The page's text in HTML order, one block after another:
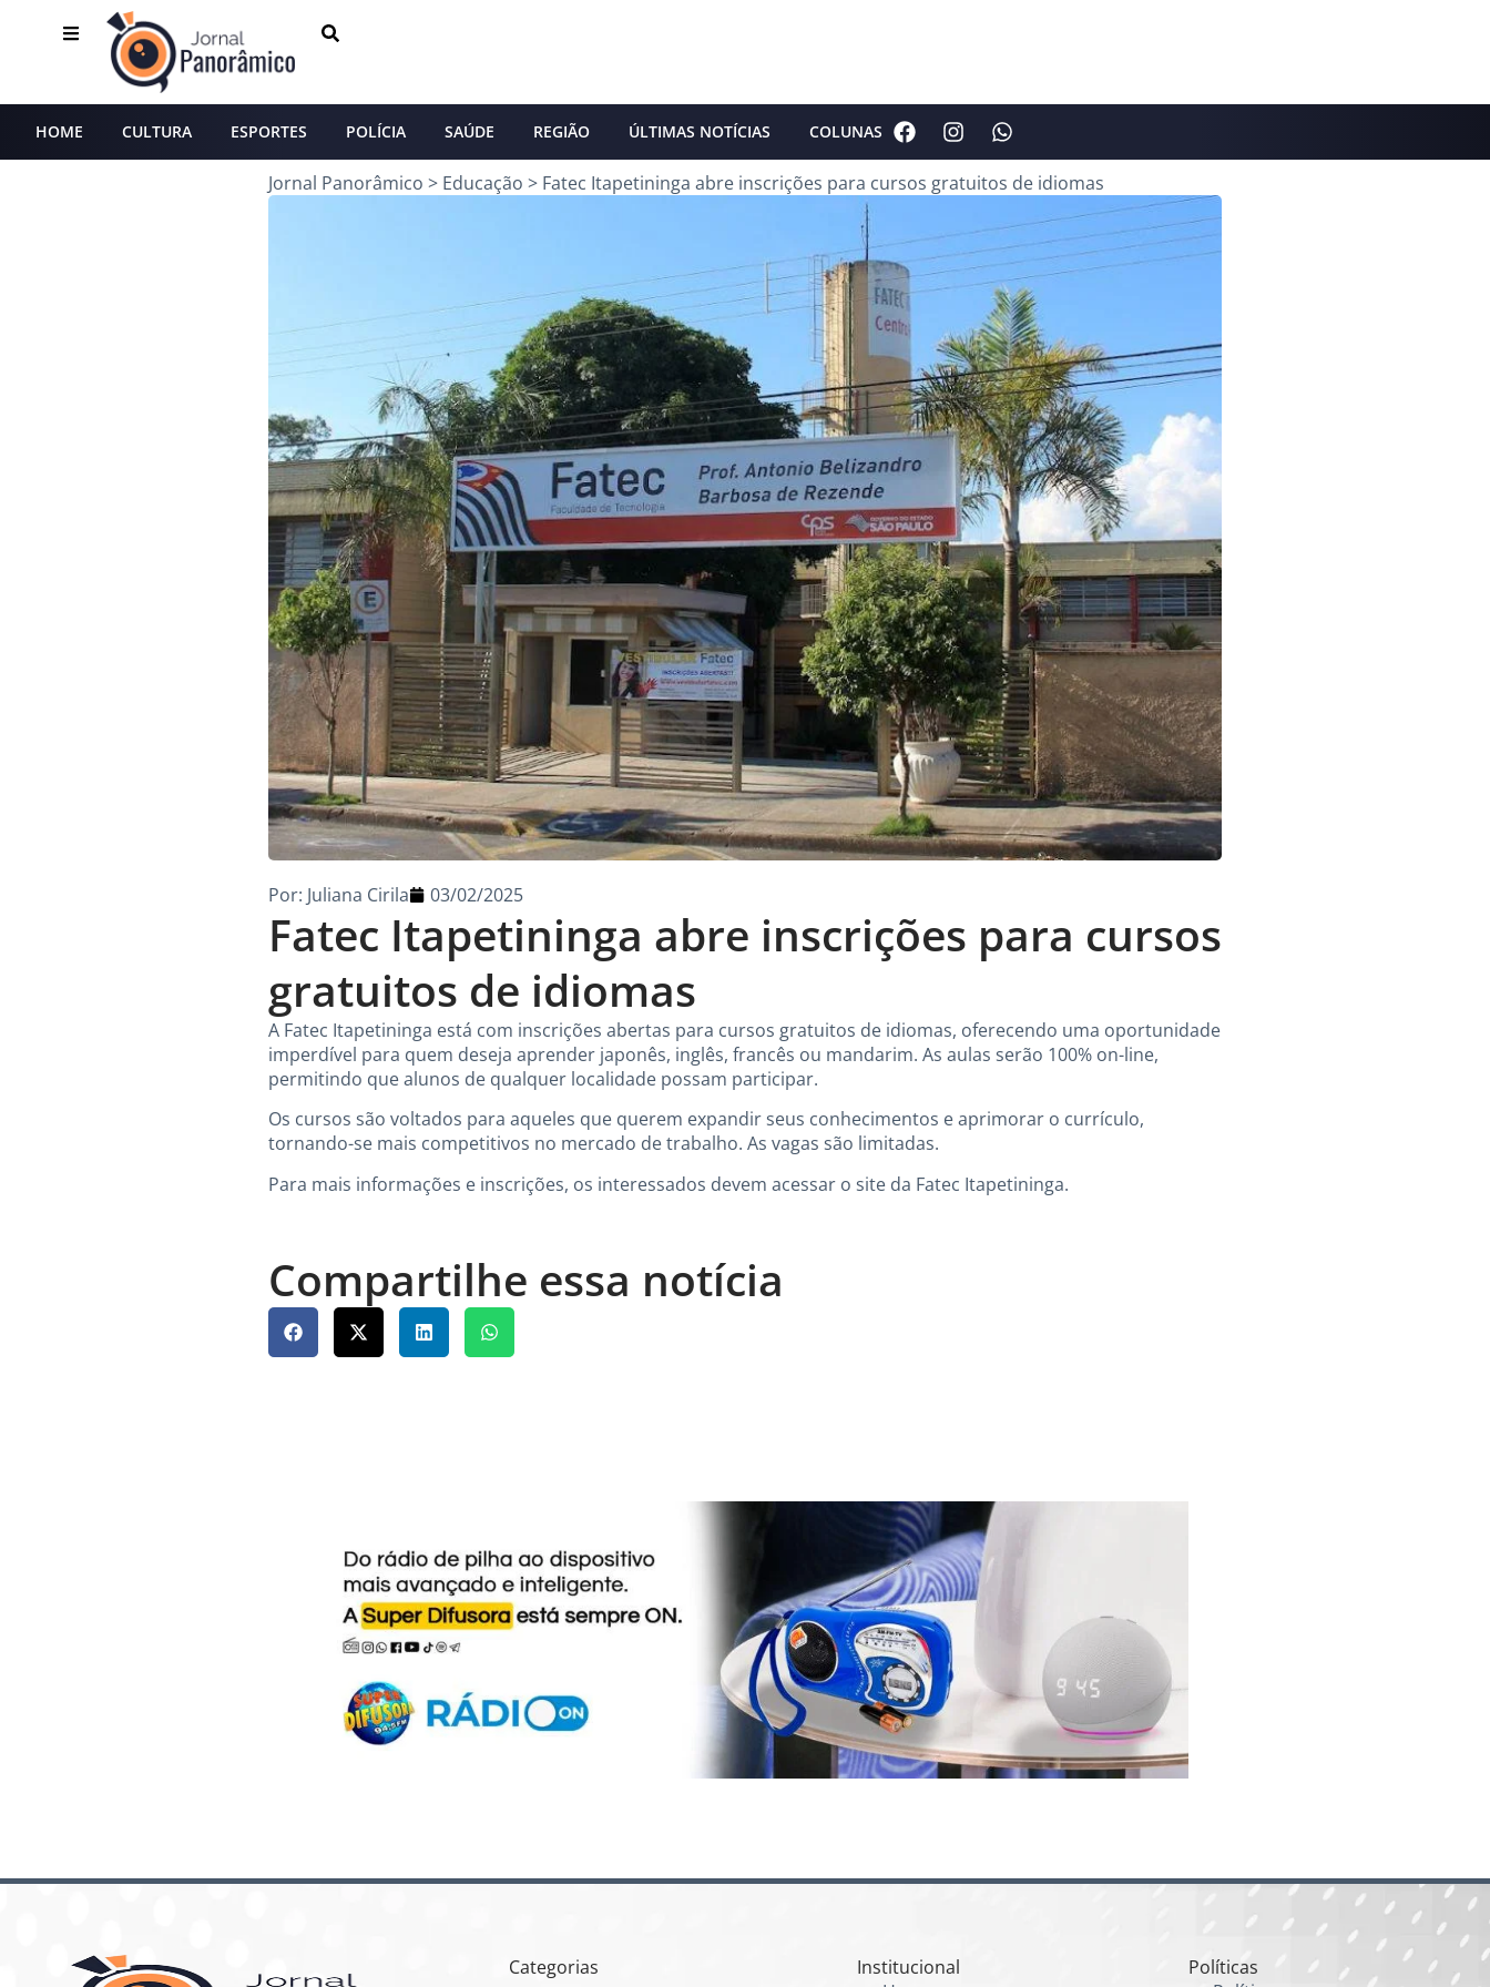
HOME CULTURA ESPORTES POLÍCIA SAÚDE REGIÃO ÚLTIMAS NOTÍCIAS COLUNAS
Jornal Panorâmico > Educação > Fatec Itapetininga abre inscrições para cursos gratuitos de idiomas
Fatec Itapetininga abre inscrições para cursos
gratuitos de idiomas
Por: Juliana Cirila 03/02/2025
A Fatec Itapetininga está com inscrições abertas para cursos gratuitos de idiomas, oferecendo uma oportunidade
imperdível para quem deseja aprender japonês, inglês, francês ou mandarim. As aulas serão 100% on-line,
permitindo que alunos de qualquer localidade possam participar.
Os cursos são voltados para aqueles que querem expandir seus conhecimentos e aprimorar o currículo,
tornando-se mais competitivos no mercado de trabalho. As vagas são limitadas.
Para mais informações e inscrições, os interessados devem acessar o site da Fatec Itapetininga.
Compartilhe essa notícia
Categorias
Institucional
Políticas